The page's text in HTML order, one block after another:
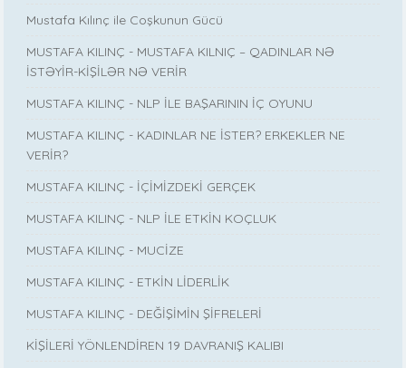
Mustafa Kılınç ile Coşkunun Gücü
MUSTAFA KILINÇ - MUSTAFA KILNIÇ – QADINLAR NƏ
İSTƏYİR-KİŞİLƏR NƏ VERİR
MUSTAFA KILINÇ - NLP İLE BAŞARININ İÇ OYUNU
MUSTAFA KILINÇ - KADINLAR NE İSTER? ERKEKLER NE
VERİR?
MUSTAFA KILINÇ - İÇİMİZDEKİ GERÇEK
MUSTAFA KILINÇ - NLP İLE ETKİN KOÇLUK
MUSTAFA KILINÇ - MUCİZE
MUSTAFA KILINÇ - ETKİN LİDERLİK
MUSTAFA KILINÇ - DEĞİŞİMİN ŞİFRELERİ
KİŞİLERİ YÖNLENDİREN 19 DAVRANIŞ KALIBI